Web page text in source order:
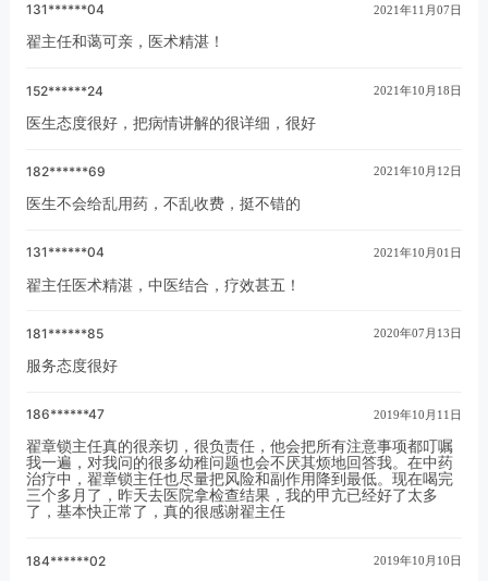
131******04 2021年11月07日
翟主任和蔼可亲，医术精湛！
152******24 2021年10月18日
医生态度很好，把病情讲解的很详细，很好
182******69 2021年10月12日
医生不会给乱用药，不乱收费，挺不错的
131******04 2021年10月01日
翟主任医术精湛，中医结合，疗效甚五！
181******85 2020年07月13日
服务态度很好
186******47 2019年10月11日
翟章锁主任真的很亲切，很负责任，他会把所有注意事项都叮嘱
我一遍，对我问的很多幼稚问题也会不厌其烦地回答我。在中药
治疗中，翟章锁主任也尽量把风险和副作用降到最低。现在喝完
三个多月了，昨天去医院拿检查结果，我的甲亢已经好了太多
了，基本快正常了，真的很感谢翟主任
184******02 2019年10月10日